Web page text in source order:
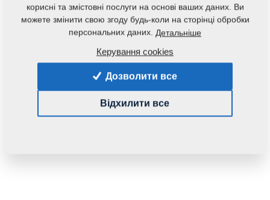
наступного обладнання:
TRIOLENT
корисні та змістовні послуги на основі ваших даних. Ви
можете змінити свою згоду будь-коли на сторінці обробки
персональних даних. Детальніше
Керування cookies
Дозволити все
Відхилити все